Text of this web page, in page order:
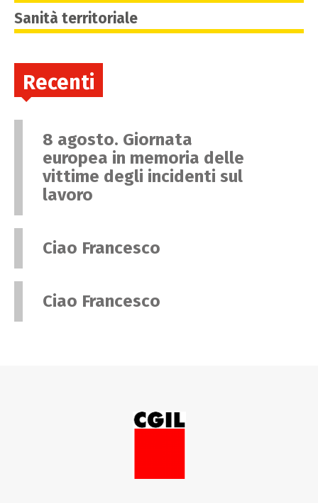
Sanità territoriale
Recenti
8 agosto. Giornata
europea in memoria delle
vittime degli incidenti sul
lavoro
Ciao Francesco
Ciao Francesco